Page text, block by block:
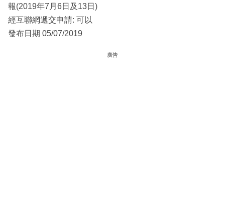
報(2019年7月6日及13日)
經互聯網遞交申請: 可以
發布日期 05/07/2019
廣告